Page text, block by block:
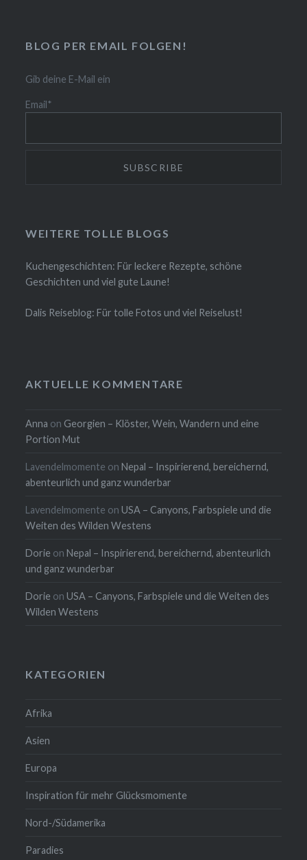
BLOG PER EMAIL FOLGEN!
Gib deine E-Mail ein
Email*
WEITERE TOLLE BLOGS
Kuchengeschichten: Für leckere Rezepte, schöne
Geschichten und viel gute Laune!
Dalis Reiseblog: Für tolle Fotos und viel Reiselust!
AKTUELLE KOMMENTARE
Anna on Georgien – Klöster, Wein, Wandern und eine
Portion Mut
Lavendelmomente onNepal – Inspirierend, bereichernd,
abenteurlich und ganz wunderbar
Lavendelmomente onUSA – Canyons, Farbspiele und die
Weiten des Wilden Westens
Dorie onNepal – Inspirierend, bereichernd, abenteurlich
und ganz wunderbar
Dorie onUSA – Canyons, Farbspiele und die Weiten des
Wilden Westens
KATEGORIEN
Afrika
Asien
Europa
Inspiration für mehr Glücksmomente
Nord-/Südamerika
Paradies